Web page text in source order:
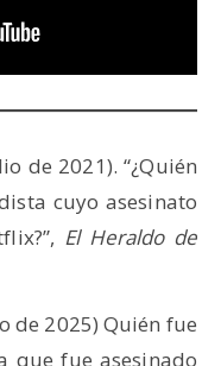
de 2021). “¿Quién
cuyo asesinato
El Heraldo de
de 2025) Quién fue
que fue asesinado